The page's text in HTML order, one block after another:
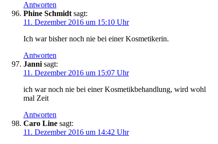
Antworten
Phine Schmidt sagt:
11. Dezember 2016 um 15:10 Uhr
Ich war bisher noch nie bei einer Kosmetikerin.
Antworten
Janni sagt:
11. Dezember 2016 um 15:07 Uhr
ich war noch nie bei einer Kosmetikbehandlung, wird wohl
mal Zeit
Antworten
Caro Line sagt:
11. Dezember 2016 um 14:42 Uhr